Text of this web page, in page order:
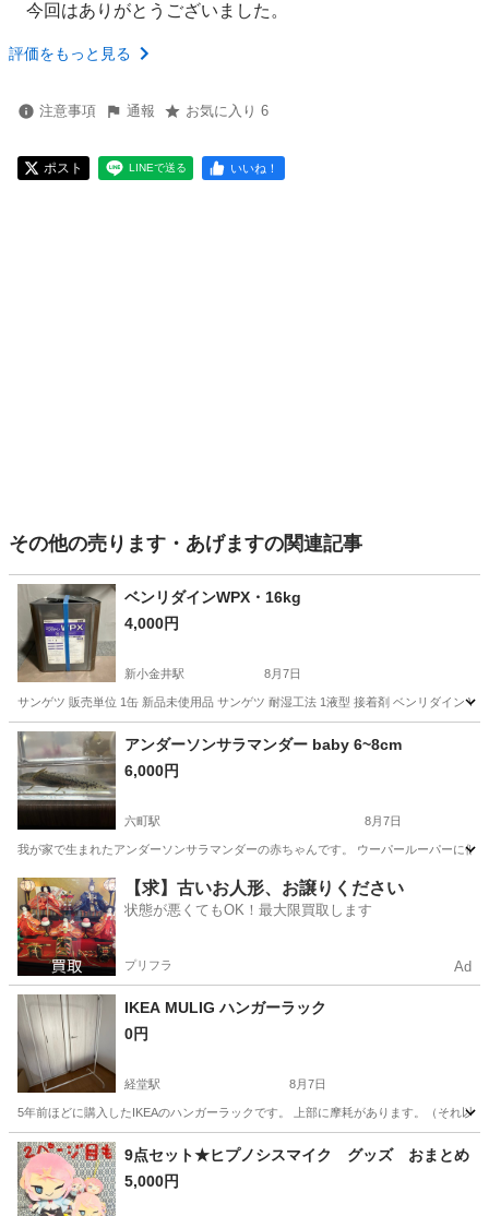
今回はありがとうございました。
評価をもっと見る
注意事項 通報 お気に入り 6
ポスト LINEで送る いいね！
その他の売ります・あげますの関連記事
ベンリダインWPX・16kg
4,000円
新小金井駅 8月7日
サンゲツ 販売単位 1缶 新品未使用品 サンゲツ 耐湿工法 1液型 接着剤 ベンリダイン
東京 三鷹市 新小金井駅 その他
アンダーソンサラマンダー baby 6~8cm
6,000円
六町駅 8月7日
我が家で生まれたアンダーソンサラマンダーの赤ちゃんです。 ウーパールーパーに
東京 足立区 六町駅 その他
【求】古いお人形、お譲りください
状態が悪くてもOK！最大限買取します
プリフラ Ad
IKEA MULIG ハンガーラック
0円
経堂駅 8月7日
5年前ほどに購入したIKEAのハンガーラックです。 上部に摩耗があります。（それ以
東京 世田谷区 経堂駅 その他 MULIG
9点セット★ヒプノシスマイク グッズ おまとめ
5,000円